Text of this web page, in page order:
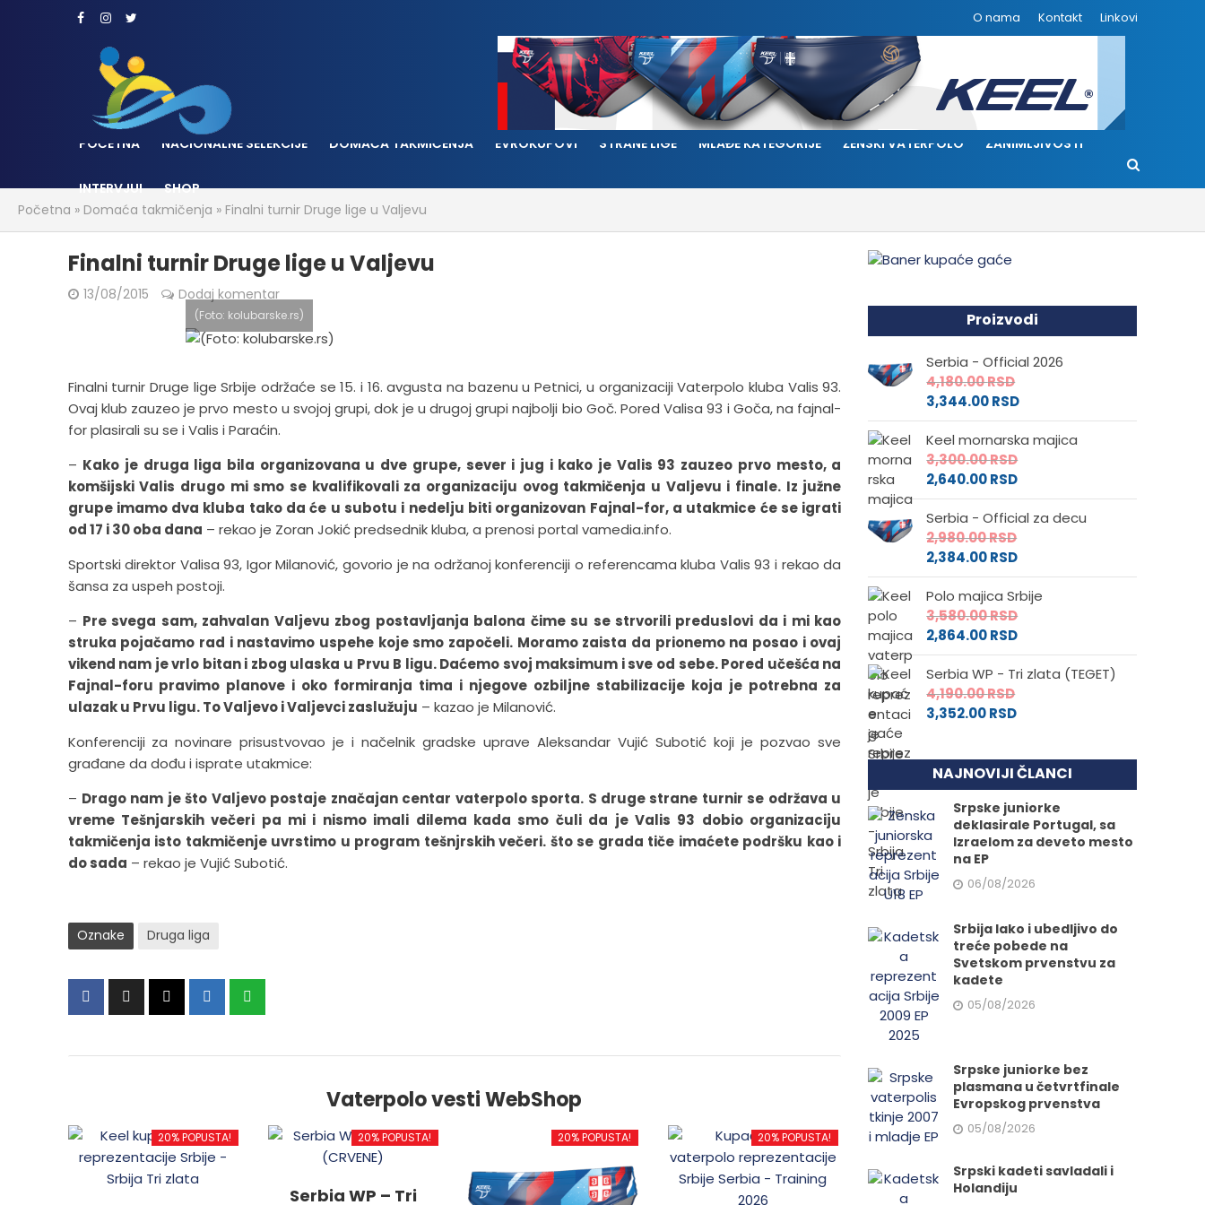
O nama Kontakt Linkovi
POČETNA NACIONALNE SELEKCIJE DOMAĆA TAKMIČENJA EVROKUPOVI STRANE LIGE MLAĐE KATEGORIJE ŽENSKI VATERPOLO ZANIMLJIVOSTI
INTERVJUI
SHOP
Početna » Domaća takmičenja » Finalni turnir Druge lige u Valjevu
Finalni turnir Druge lige u Valjevu
13/08/2015 Dodaj komentar
(Foto: kolubarske.rs)
Finalni turnir Druge lige Srbije održaće se 15. i 16. avgusta na bazenu u Petnici, u organizaciji Vaterpolo kluba Valis 93.
Ovaj klub zauzeo je prvo mesto u svojoj grupi, dok je u drugoj grupi najbolji bio Goč. Pored Valisa 93 i Goča, na fajnal-
for plasirali su se i Valis i Paraćin.
– Kako je druga liga bila organizovana u dve grupe, sever i jug i kako je Valis 93 zauzeo prvo mesto, a
komšijski Valis drugo mi smo se kvalifikovali za organizaciju ovog takmičenja u Valjevu i finale. Iz južne
grupe imamo dva kluba tako da će u subotu i nedelju biti organizovan Fajnal-for, a utakmice će se igrati
od 17 i 30 oba dana – rekao je Zoran Jokić predsednik kluba, a prenosi portal vamedia.info.
Sportski direktor Valisa 93, Igor Milanović, govorio je na održanoj konferenciji o referencama kluba Valis 93 i rekao da
šansa za uspeh postoji.
– Pre svega sam, zahvalan Valjevu zbog postavljanja balona čime su se strvorili preduslovi da i mi kao
struka pojačamo rad i nastavimo uspehe koje smo započeli. Moramo zaista da prionemo na posao i ovaj
vikend nam je vrlo bitan i zbog ulaska u Prvu B ligu. Daćemo svoj maksimum i sve od sebe. Pored učešća na
Fajnal-foru pravimo planove i oko formiranja tima i njegove ozbiljne stabilizacije koja je potrebna za
ulazak u Prvu ligu. To Valjevo i Valjevci zaslužuju – kazao je Milanović.
Konferenciji za novinare prisustvovao je i načelnik gradske uprave Aleksandar Vujić Subotić koji je pozvao sve
građane da dođu i isprate utakmice:
– Drago nam je što Valjevo postaje značajan centar vaterpolo sporta. S druge strane turnir se održava u
vreme Tešnjarskih večeri pa mi i nismo imali dilema kada smo čuli da je Valis 93 dobio organizaciju
takmičenja isto takmičenje uvrstimo u program tešnjrskih večeri. što se grada tiče imaćete podršku kao i
do sada – rekao je Vujić Subotić.
Oznake Druga liga
Vaterpolo vesti WebShop
20% POPUSTA! 20% POPUSTA!
Serbia WP – Tri
20% POPUSTA! 20% POPUSTA!
Proizvodi
Serbia - Official 2026
4,180.00RSD
3,344.00RSD
Keel mornarska majica
3,300.00RSD
2,640.00RSD
Serbia - Official za decu
2,980.00RSD
2,384.00RSD
Polo majica Srbije
3,580.00RSD
2,864.00RSD
Serbia WP - Tri zlata (TEGET)
4,190.00RSD
3,352.00RSD
NAJNOVIJI ČLANCI
Srpske juniorke
deklasirale Portugal, sa
Izraelom za deveto mesto
na EP
06/08/2026
Srbija lako i ubedljivo do
treće pobede na
Svetskom prvenstvu za
kadete
05/08/2026
Srpske juniorke bez
plasmana u četvrtfinale
Evropskog prvenstva
05/08/2026
Srpski kadeti savladali i
Holandiju